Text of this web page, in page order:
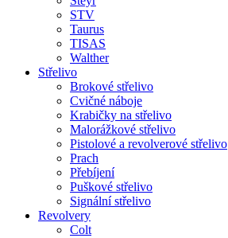
STV
Taurus
TISAS
Walther
Střelivo
Brokové střelivo
Cvičné náboje
Krabičky na střelivo
Malorážkové střelivo
Pistolové a revolverové střelivo
Prach
Přebíjení
Puškové střelivo
Signální střelivo
Revolvery
Colt